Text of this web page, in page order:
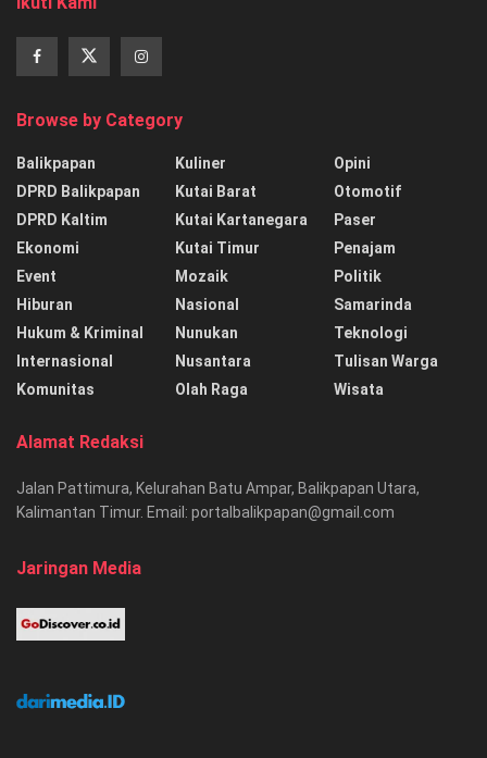
Browse by Category
Balikpapan
DPRD Balikpapan
DPRD Kaltim
Ekonomi
Event
Hiburan
Hukum & Kriminal
Internasional
Komunitas
Kuliner
Kutai Barat
Kutai Kartanegara
Kutai Timur
Mozaik
Nasional
Nunukan
Nusantara
Olah Raga
Opini
Otomotif
Paser
Penajam
Politik
Samarinda
Teknologi
Tulisan Warga
Wisata
Alamat Redaksi
Jalan Pattimura, Kelurahan Batu Ampar, Balikpapan Utara,
Kalimantan Timur. Email: portalbalikpapan@gmail.com
Jaringan Media